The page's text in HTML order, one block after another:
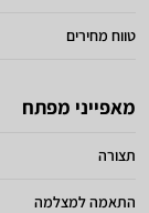
טווח מחירים
מאפייני מפתח
תצורה
התאמה למצלמה